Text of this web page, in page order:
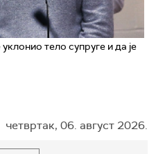
тело супруге и да је
четвртак, 06. август 2026.